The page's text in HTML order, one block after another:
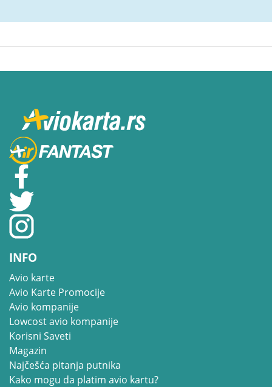
INFO
Avio karte
Avio Karte Promocije
Avio kompanije
Lowcost avio kompanije
Korisni Saveti
Magazin
Najčešća pitanja putnika
Kako mogu da platim avio kartu?